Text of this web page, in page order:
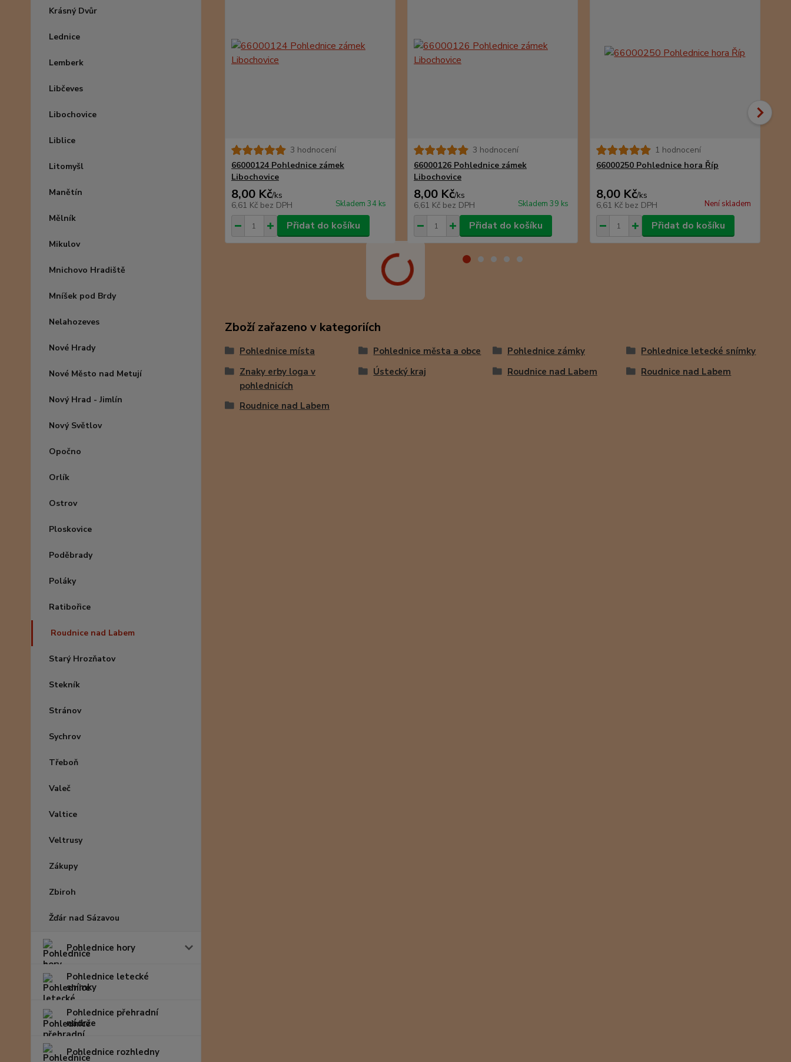
Krásný Dvůr
Lednice
Lemberk
Libčeves
Libochovice
Liblice
Litomyšl
Manětín
Mělník
Mikulov
Mnichovo Hradiště
Mníšek pod Brdy
Nelahozeves
Nové Hrady
Nové Město nad Metují
Nový Hrad - Jimlín
Nový Světlov
Opočno
Orlík
Ostrov
Ploskovice
Poděbrady
Poláky
Ratibořice
Roudnice nad Labem
Starý Hrozňatov
Stekník
Stránov
Sychrov
Třeboň
Valeč
Valtice
Veltrusy
Zákupy
Zbiroh
Žďár nad Sázavou
Pohlednice hory
Pohlednice letecké
snímky
Pohlednice přehradní
nádrže
Pohlednice rozhledny
3 hodnocení
66000124 Pohlednice zámek
Libochovice
8,00 Kč/ks
6,61 Kč bez DPH Skladem 34 ks
Přidat do košíku
3 hodnocení
66000126 Pohlednice zámek
Libochovice
8,00 Kč/ks
6,61 Kč bez DPH Skladem 39 ks
Přidat do košíku
1 hodnocení
66000250 Pohlednice hora Říp
8,00 Kč/ks
6,61 Kč bez DPH Není skladem
Přidat do košíku
Zboží zařazeno v kategoriích
Pohlednice místa Pohlednice města a obce Pohlednice zámky
Pohlednice letecké snímky
Znaky erby loga v
pohlednicích
Ústecký kraj Roudnice nad Labem Roudnice nad Labem
Roudnice nad Labem